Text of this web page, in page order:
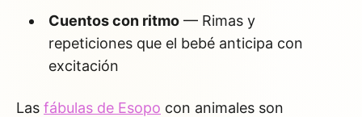
Cuentos con ritmo— Rimas y
repeticiones que el bebé anticipa con
excitación
Las fábulas de Esopo con animales son